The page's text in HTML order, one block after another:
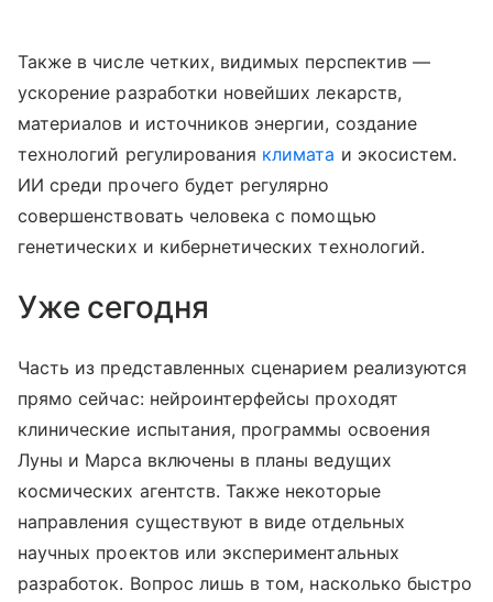
Также в числе четких, видимых перспектив —
ускорение разработки новейших лекарств,
материалов и источников энергии, создание
технологий регулирования климата и экосистем.
ИИ среди прочего будет регулярно
совершенствовать человека с помощью
генетических и кибернетических технологий.
Уже сегодня
Часть из представленных сценарием реализуются
прямо сейчас: нейроинтерфейсы проходят
клинические испытания, программы освоения
Луны и Марса включены в планы ведущих
космических агентств. Также некоторые
направления существуют в виде отдельных
научных проектов или экспериментальных
разработок. Вопрос лишь в том, насколько быстро